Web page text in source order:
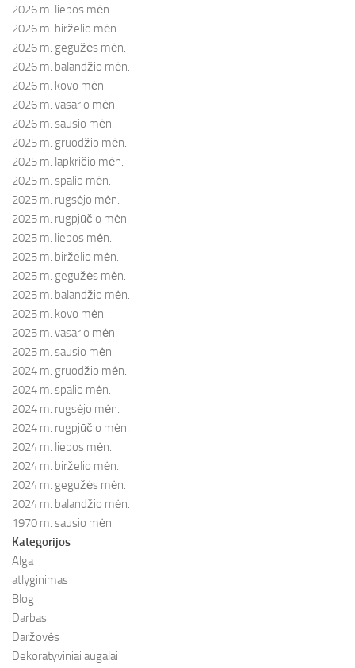
2026 m. liepos mėn.
2026 m. birželio mėn.
2026 m. gegužės mėn.
2026 m. balandžio mėn.
2026 m. kovo mėn.
2026 m. vasario mėn.
2026 m. sausio mėn.
2025 m. gruodžio mėn.
2025 m. lapkričio mėn.
2025 m. spalio mėn.
2025 m. rugsėjo mėn.
2025 m. rugpjūčio mėn.
2025 m. liepos mėn.
2025 m. birželio mėn.
2025 m. gegužės mėn.
2025 m. balandžio mėn.
2025 m. kovo mėn.
2025 m. vasario mėn.
2025 m. sausio mėn.
2024 m. gruodžio mėn.
2024 m. spalio mėn.
2024 m. rugsėjo mėn.
2024 m. rugpjūčio mėn.
2024 m. liepos mėn.
2024 m. birželio mėn.
2024 m. gegužės mėn.
2024 m. balandžio mėn.
1970 m. sausio mėn.
Kategorijos
Alga
atlyginimas
Blog
Darbas
Daržovės
Dekoratyviniai augalai